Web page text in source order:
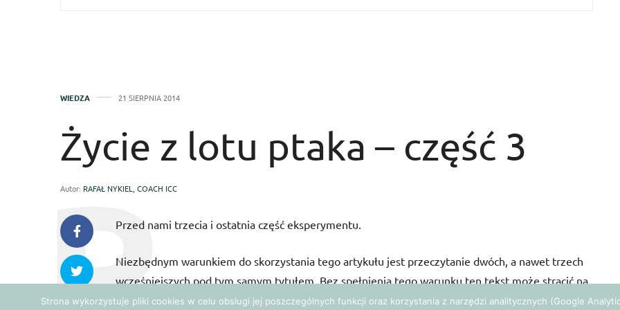
WIEDZA 21 SIERPNIA 2014
Życie z lotu ptaka – część 3
Autor: RAFAŁ NYKIEL, COACH ICC
Przed nami trzecia i ostatnia część eksperymentu.
Niezbędnym warunkiem do skorzystania tego artykułu jest przeczytanie dwóch, a nawet trzech
wcześniejszych pod tym samym tytułem. Bez spełnienia tego warunku ten tekst może stracić na
wartości, ponieważ będzie wyrwany z pewnego całościowego kontekstu.
Strona wykorzystuje pliki cookies w celu obsługi jej poszczególnych funkcji oraz korzystania z narzędzi analitycznych (Google